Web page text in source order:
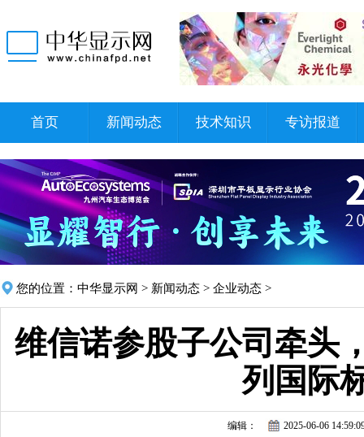
首页 新闻动态 技术知识 专访报道
您的位置： 中华显示网 > 新闻动态 > 企业动态 >
维信诺参股子公司牵头
列国际
编辑： 2025-06-06